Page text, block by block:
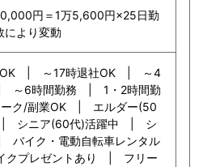
円＝1万5,600円×25日勤
により変動
OK | ～17時退社OK | ～4
～6時間勤務 | 1・2時間勤
ク/副業OK | エルダー(50
| シニア(60代)活躍中 | シ
イク・電動自転車レンタル
プレゼントあり | フリー